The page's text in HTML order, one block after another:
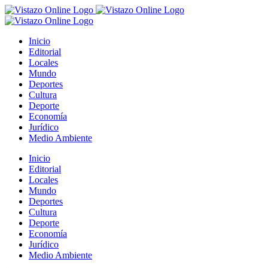
Saltar
al
Inicio
Editorial
Locales
Mundo
Deportes
Cultura
Deporte
Economía
Jurídico
Medio Ambiente
Inicio
Editorial
Locales
Mundo
Deportes
Cultura
Deporte
Economía
Jurídico
Medio Ambiente